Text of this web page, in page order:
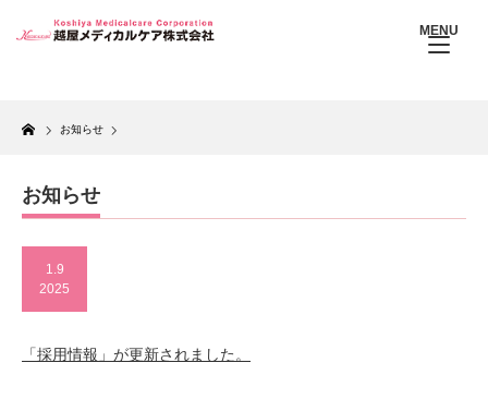
Home
お知らせ
お知らせ
1.9
2025
「採用情報」が更新されました。
MENU